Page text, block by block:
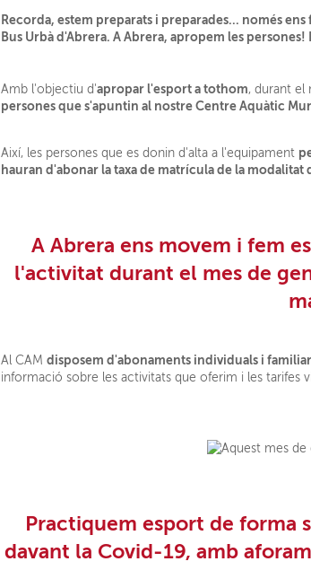
Recorda, estem preparats i preparades... només
Bus Urbà d'Abrera. A Abrera, apropem les
Amb l'objectiu d'apropar l'esport a tothom, durant el
persones que s'apuntin al nostre Centre Aquàtic
Així, les persones que es donin d'alta a l'equipament
hauran d'abonar la taxa de matrícula de la modalitat
A Abrera ens movem i fem
l'activitat durant el mes de
Al CAM disposem d'abonaments individuals i
informació sobre les activitats que oferim i les tarifes
Practiquem esport de forma
davant la Covid-19, amb